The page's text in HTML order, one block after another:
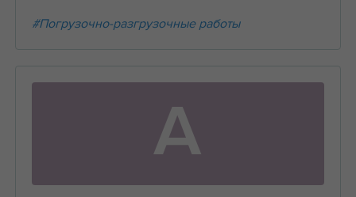
#Погрузочно-разгрузочные работы
А